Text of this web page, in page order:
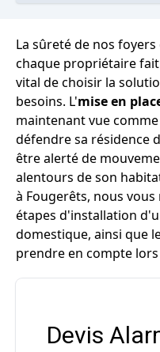
La sûreté de nos
chaque propriétaire
vital de choisir la
besoins. L'mise en
maintenant vue
défendre sa résidence
être alerté de
alentours de son
à Fougerêts, nous
étapes d'installation
domestique, ainsi que
prendre en compte
Devis